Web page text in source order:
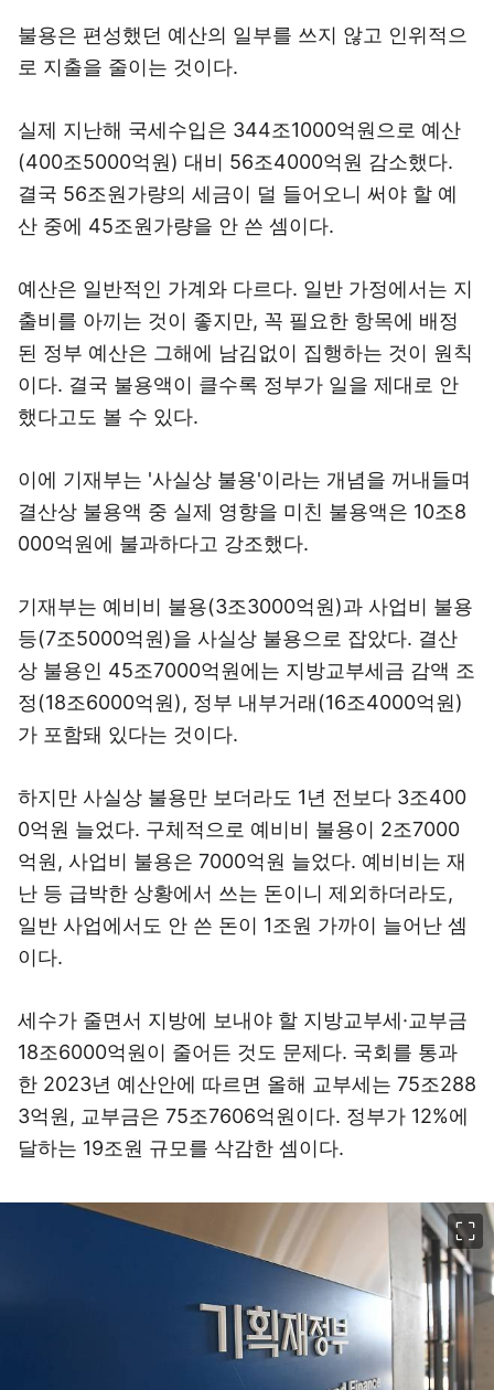
불용은 편성했던 예산의 일부를 쓰지 않고 인위적으
로 지출을 줄이는 것이다.
실제 지난해 국세수입은 344조1000억원으로 예산
(400조5000억원) 대비 56조4000억원 감소했다.
결국 56조원가량의 세금이 덜 들어오니 써야 할 예
산 중에 45조원가량을 안 쓴 셈이다.
예산은 일반적인 가계와 다르다. 일반 가정에서는 지
출비를 아끼는 것이 좋지만, 꼭 필요한 항목에 배정
된 정부 예산은 그해에 남김없이 집행하는 것이 원칙
이다. 결국 불용액이 클수록 정부가 일을 제대로 안
했다고도 볼 수 있다.
이에 기재부는 '사실상 불용'이라는 개념을 꺼내들며
결산상 불용액 중 실제 영향을 미친 불용액은 10조8
000억원에 불과하다고 강조했다.
기재부는 예비비 불용(3조3000억원)과 사업비 불용
등(7조5000억원)을 사실상 불용으로 잡았다. 결산
상 불용인 45조7000억원에는 지방교부세금 감액 조
정(18조6000억원), 정부 내부거래(16조4000억원)
가 포함돼 있다는 것이다.
하지만 사실상 불용만 보더라도 1년 전보다 3조400
0억원 늘었다. 구체적으로 예비비 불용이 2조7000
억원, 사업비 불용은 7000억원 늘었다. 예비비는 재
난 등 급박한 상황에서 쓰는 돈이니 제외하더라도,
일반 사업에서도 안 쓴 돈이 1조원 가까이 늘어난 셈
이다.
세수가 줄면서 지방에 보내야 할 지방교부세·교부금
18조6000억원이 줄어든 것도 문제다. 국회를 통과
한 2023년 예산안에 따르면 올해 교부세는 75조288
3억원, 교부금은 75조7606억원이다. 정부가 12%에
달하는 19조원 규모를 삭감한 셈이다.